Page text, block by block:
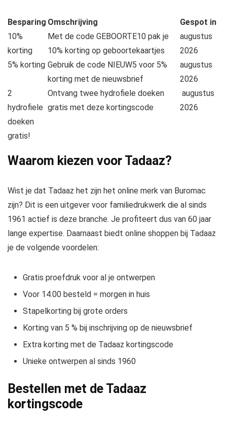
Besparing Omschrijving
Gespot in
10%
korting
Met de code GEBOORTE10 pak je
10% korting op geboortekaartjes
augustus
2026
5% korting Gebruik de code NIEUW5 voor 5%
korting met de nieuwsbrief
augustus
2026
2
hydrofiele
doeken
gratis!
Ontvang twee hydrofiele doeken
gratis met deze kortingscode
augustus
2026
Waarom kiezen voor Tadaaz?
Wist je dat Tadaaz het zijn het online merk van Buromac
zijn? Dit is een uitgever voor familiedrukwerk die al sinds
1961 actief is deze branche. Je profiteert dus van 60 jaar
lange expertise. Daarnaast biedt online shoppen bij Tadaaz
je de volgende voordelen:
Gratis proefdruk voor al je ontwerpen
Voor 14.00 besteld = morgen in huis
Stapelkorting bij grote orders
Korting van 5 % bij inschrijving op de nieuwsbrief
Extra korting met de Tadaaz kortingscode
Unieke ontwerpen al sinds 1960
Bestellen met de Tadaaz
kortingscode